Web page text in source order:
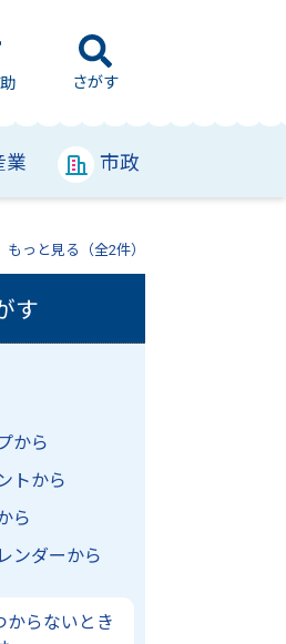
さがす
業 市政
もっと見る（全2件）
す
から
トから
ら
ンダーから
からないとき